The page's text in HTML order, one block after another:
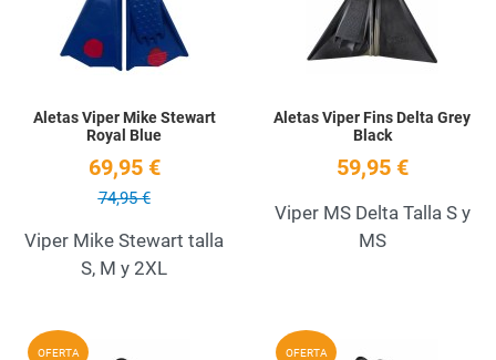
Aletas Viper Mike Stewart
Royal Blue
69,95 €
74,95 €
Viper Mike Stewart talla
S, M y 2XL
Aletas Viper Fins Delta Grey
Black
59,95 €
Viper MS Delta Talla S y
MS
OFERTA Add to Wishlist
OFERTA